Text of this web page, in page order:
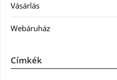
Vásárlás
Webáruház
Címkék